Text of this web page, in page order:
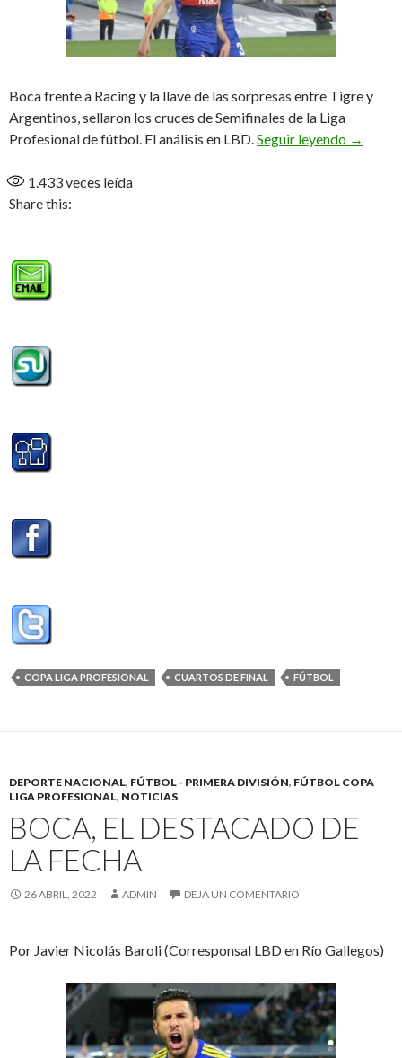
Boca frente a Racing y la llave de las sorpresas entre Tigre y
Argentinos, sellaron los cruces de Semifinales de la Liga
Profesional de fútbol. El análisis en LBD.Seguir leyendo A
→
1.433veces leída
Share this:
COPA LIGA PROFESIONAL CUARTOS DE FINAL FÚTBOL
DEPORTE NACIONAL, FÚTBOL - PRIMERA DIVISIÓN, FÚTBOL COPA
LIGA PROFESIONAL, NOTICIAS
BOCA, EL DESTACADO DE
LA FECHA
26 ABRIL, 2022 ADMIN DEJA UN COMENTARIO
Por Javier Nicolás Baroli (Corresponsal LBD en Río Gallegos)